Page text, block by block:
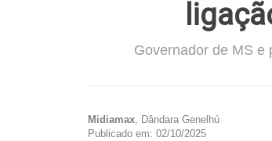
Governador de MS e
Midiamax , Dândara Genelhú
Publicado em: 02/10/2025